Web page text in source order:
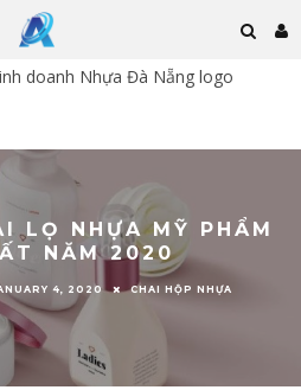
LỌ NHỰA MỸ PHẨM
NĂM 2020
4, 2020 CHAI HỘP NHỰA